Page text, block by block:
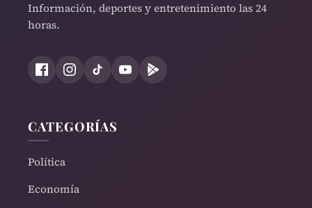
Información, deportes y entretenimiento las 24
horas.
CATEGORÍAS
Política
Economía